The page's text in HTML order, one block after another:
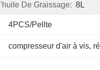
De Graissage: 8L
4PCS/pellte
compresseur d'air à vis,